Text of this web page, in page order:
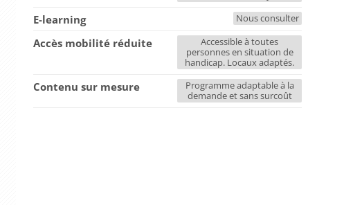
E-learning Nous consulter
Accès mobilité réduite
Accessible à toutes
personnes en situation de
handicap. Locaux adaptés.
Contenu sur mesure
Programme adaptable à la
demande et sans surcoût